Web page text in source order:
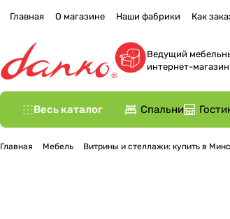
Главная О магазине Наши фабрики Как
Ведущий
интернет-
Весь каталог Спальни
Главная Мебель Витрины и стеллажи: купить в